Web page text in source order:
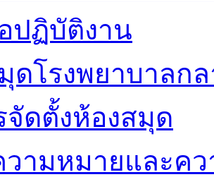
ปฏิบัติงาน
ดโรงพยาบาลกล
จัดตั้งห้องสมุด
วามหมายและค